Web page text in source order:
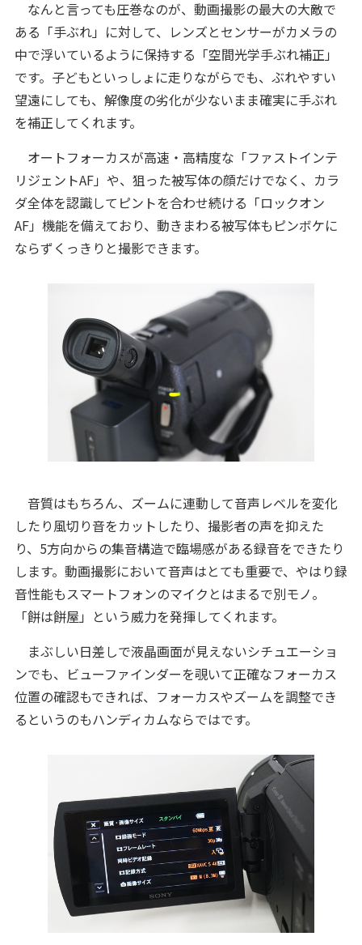
なんと言っても圧巻なのが、動画撮影の最大の大敵で
ある「手ぶれ」に対して、レンズとセンサーがカメラの
中で浮いているように保持する「空間光学手ぶれ補正」
です。子どもといっしょに走りながらでも、ぶれやすい
望遠にしても、解像度の劣化が少ないまま確実に手ぶれ
を補正してくれます。
オートフォーカスが高速・高精度な「ファストインテ
リジェントAF」や、狙った被写体の顔だけでなく、カラ
ダ全体を認識してピントを合わせ続ける「ロックオン
AF」機能を備えており、動きまわる被写体もピンボケに
ならずくっきりと撮影できます。
音質はもちろん、ズームに連動して音声レベルを変化
したり風切り音をカットしたり、撮影者の声を抑えた
り、5方向からの集音構造で臨場感がある録音をできたり
します。動画撮影において音声はとても重要で、やはり録
音性能もスマートフォンのマイクとはまるで別モノ。
「餅は餅屋」という威力を発揮してくれます。
まぶしい日差しで液晶画面が見えないシチュエーショ
ンでも、ビューファインダーを覗いて正確なフォーカス
位置の確認もできれば、フォーカスやズームを調整でき
るというのもハンディカムならではです。